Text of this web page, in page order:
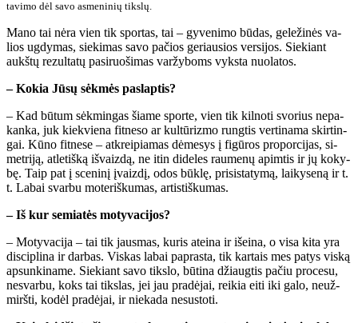
ta­vi­mo dėl sa­vo as­me­ni­nių tiks­lų.
Ma­no tai nė­ra vien tik spor­tas, tai – gy­ve­ni­mo bū­das, ge­le­ži­nės va­
lios ug­dy­mas, sie­ki­mas sa­vo pa­čios ge­riau­sios ver­si­jos. Sie­kiant
aukš­tų re­zul­ta­tų pa­si­ruo­ši­mas var­žy­boms vyks­ta nuo­la­tos.
– Ko­kia Jū­sų sėk­mės pa­slap­tis?
– Kad bū­tum sėk­min­gas šia­me spor­te, vien tik kil­no­ti svo­rius ne­pa­
kan­ka, juk kiek­vie­na fit­ne­so ar kul­tū­riz­mo rung­tis ver­ti­na­ma skir­tin­
gai. Kū­no fit­ne­se – at­krei­pia­mas dė­me­sys į fi­gū­ros pro­por­ci­jas, si­
met­ri­ją, at­le­tiš­ką iš­vaiz­dą, ne itin di­de­les rau­me­nų ap­im­tis ir jų ko­ky­
bę. Taip pat į sce­ni­nį įvaiz­dį, odos būk­lę, pri­sis­ta­ty­mą, lai­ky­se­ną ir t.
t. La­bai svar­bu mo­te­riš­ku­mas, ar­tis­tiš­ku­mas.
– Iš kur se­mia­tės mo­ty­va­ci­jos?
– Mo­ty­va­ci­ja – tai tik jaus­mas, ku­ris at­ei­na ir iš­ei­na, o vi­sa ki­ta yra
dis­cip­li­na ir dar­bas. Vis­kas la­bai pa­pras­ta, tik kar­tais mes pa­tys vis­ką
ap­sun­ki­na­me. Sie­kiant sa­vo tiks­lo, bū­ti­na džiaug­tis pa­čiu pro­ce­su,
ne­svar­bu, koks tai tiks­las, jei jau pra­dė­jai, rei­kia ei­ti iki ga­lo, ne­už­
mirš­ti, ko­dėl pra­dė­jai, ir nie­ka­da ne­su­sto­ti.